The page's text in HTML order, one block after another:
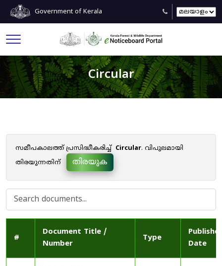
Government of Kerala
Circular
സമീപകാലത്ത് പ്രസിദ്ധീകരിച്ച് Circular. വിപുലമായി
തിരയുന്നതിന്
തിരയുക
#
Document Title /
Number
Type
Date